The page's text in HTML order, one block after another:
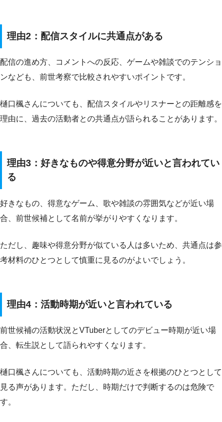
理由2：配信スタイルに共通点がある
配信の進め方、コメントへの反応、ゲームや雑談でのテンショ
ンなども、前世考察で比較されやすいポイントです。
樋口楓さんについても、配信スタイルやリスナーとの距離感を
理由に、過去の活動者との共通点が語られることがあります。
理由3：好きなものや得意分野が近いと言われてい
る
好きなもの、得意なゲーム、歌や雑談の雰囲気などが近い場
合、前世候補として名前が挙がりやすくなります。
ただし、趣味や得意分野が似ている人は多いため、共通点は参
考材料のひとつとして慎重に見るのがよいでしょう。
理由4：活動時期が近いと言われている
前世候補の活動状況とVTuberとしてのデビュー時期が近い場
合、転生説として語られやすくなります。
樋口楓さんについても、活動時期の近さを根拠のひとつとして
見る声があります。ただし、時期だけで判断するのは危険で
す。